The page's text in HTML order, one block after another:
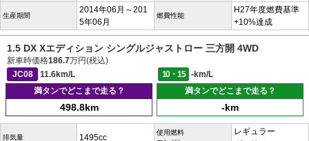
生産期間
2014年06月～201
5年06月
燃費性能
H27年度燃費基準
+10%達成
1.5 DX Xエディション シングルジャストロー 三方開 4WD
新車時価格186.7万円(税込)
JC08
11.6km/L 10・15
-km/L
満タンでどこまで走る？
498.8km
満タンでどこまで走る？
-km
排気量 1495cc
使用燃料
レギュラー